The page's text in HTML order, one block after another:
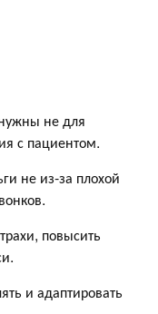
не для
с пациентом.
не из-за плохой
повысить
и адаптировать